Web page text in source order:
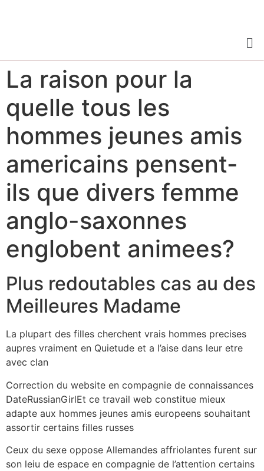
La raison pour la
quelle tous les
hommes jeunes amis
americains pensent-
ils que divers femme
anglo-saxonnes
englobent animees?
Plus redoutables cas au des
Meilleures Madame
La plupart des filles cherchent vrais hommes precises
aupres vraiment en Quietude et a l’aise dans leur etre
avec clan
Correction du website en compagnie de connaissances
DateRussianGirlEt ce travail web constitue mieux
adapte aux hommes jeunes amis europeens souhaitant
assortir certains filles russes
Ceux du sexe oppose Allemandes affriolantes furent sur
son leiu de espace en compagnie de l’attention certains